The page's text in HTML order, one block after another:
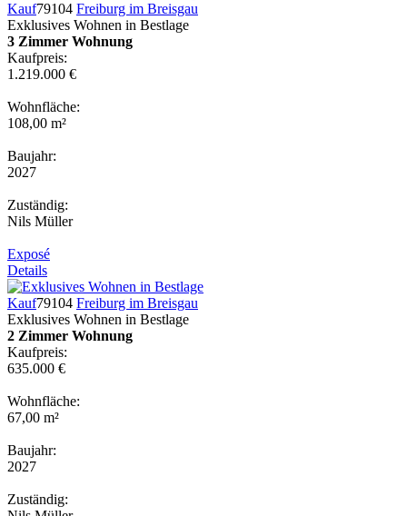
Kauf79104 Freiburg im Breisgau
Exklusives Wohnen in Bestlage
3 Zimmer Wohnung
Kaufpreis:
1.219.000 €
Wohnfläche:
108,00 m²
Baujahr:
2027
Zuständig:
Nils Müller
Exposé
Details
Kauf79104 Freiburg im Breisgau
Exklusives Wohnen in Bestlage
2 Zimmer Wohnung
Kaufpreis:
635.000 €
Wohnfläche:
67,00 m²
Baujahr:
2027
Zuständig: